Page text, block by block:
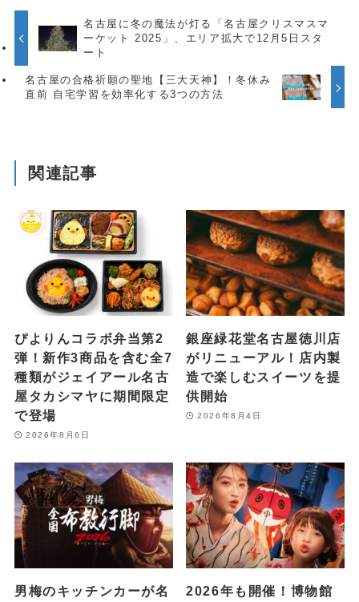
名古屋に冬の魔法が灯る「名古屋クリスマスマ
ーケット 2025」、エリア拡大で12月5日スタ
ート
名古屋の合格祈願の聖地【三大天神】！冬休み
直前 自宅学習を効率化する3つの方法
関連記事
ぴよりんコラボ弁当第2
弾！新作3商品を含む全7
種類がジェイアール名古
屋タカシマヤに期間限定
で登場
2026年8月6日
銀座緑花堂名古屋徳川店
がリニューアル！店内製
造で楽しむスイーツを提
供開始
2026年8月4日
男梅のキッチンカーが名
2026年も開催！博物館